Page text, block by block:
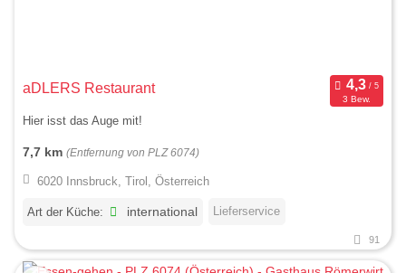
aDLERS Restaurant
3 Bew.
Hier isst das Auge mit!
7,7 km (Entfernung von PLZ 6074)
6020 Innsbruck, Tirol, Österreich
Art der Küche: international Lieferservice
91